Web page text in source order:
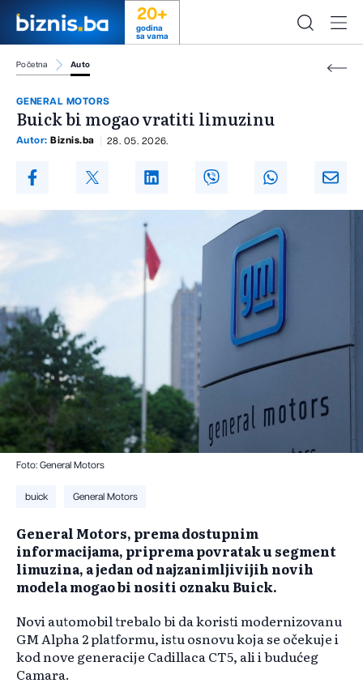
20+
godina
sa vama
Početna Auto
GENERAL MOTORS
Buick bi mogao vratiti limuzinu
Autor: Biznis.ba 28. 05. 2026.
Foto: General Motors
buick General Motors
​General Motors, prema dostupnim
informacijama, priprema povratak u segment
limuzina, a jedan od najzanimljivijih novih
modela mogao bi nositi oznaku Buick.
Novi automobil trebalo bi da koristi modernizovanu
GM Alpha 2 platformu, istu osnovu koja se očekuje i
kod nove generacije Cadillaca CT5, ali i budućeg
Camara.